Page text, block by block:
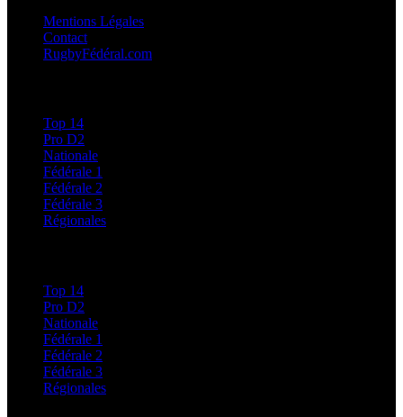
Mentions Légales
Contact
RugbyFédéral.com
Top 14
Pro D2
Nationale
Fédérale 1
Fédérale 2
Fédérale 3
Régionales
Top 14
Pro D2
Nationale
Fédérale 1
Fédérale 2
Fédérale 3
Régionales